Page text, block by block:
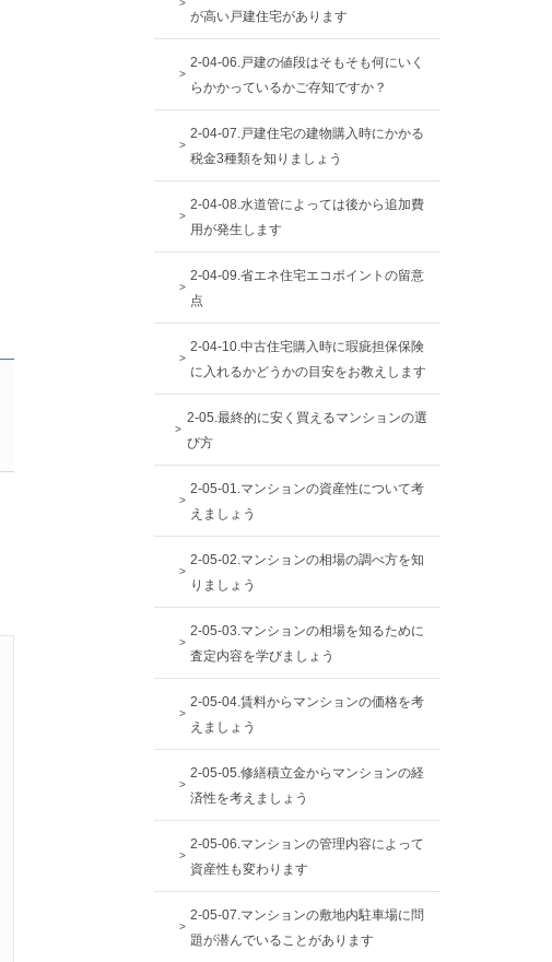
が高い戸建住宅があります
2-04-06.戸建の値段はそもそも何にいく
らかかっているかご存知ですか？
2-04-07.戸建住宅の建物購入時にかかる
税金3種類を知りましょう
2-04-08.水道管によっては後から追加費
用が発生します
2-04-09.省エネ住宅エコポイントの留意
点
2-04-10.中古住宅購入時に瑕疵担保保険
に入れるかどうかの目安をお教えします
2-05.最終的に安く買えるマンションの選
び方
2-05-01.マンションの資産性について考
えましょう
2-05-02.マンションの相場の調べ方を知
りましょう
2-05-03.マンションの相場を知るために
査定内容を学びましょう
2-05-04.賃料からマンションの価格を考
えましょう
2-05-05.修繕積立金からマンションの経
済性を考えましょう
2-05-06.マンションの管理内容によって
資産性も変わります
2-05-07.マンションの敷地内駐車場に問
題が潜んでいることがあります